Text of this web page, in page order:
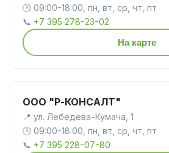
🕒 09:00-18:00, пн, вт, ср, чт, пт
📞 +7 395 278-23-02
На карте
ООО "Р-КОНСАЛТ"
📍 ул. Лебедева-Кумача, 1
🕒 09:00-18:00, пн, вт, ср, чт, пт
📞 +7 395 228-07-80